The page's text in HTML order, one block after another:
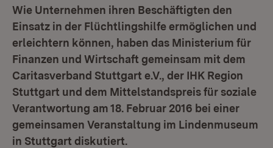
Wie Unternehmen ihren Beschäftigten den
Einsatz in der Flüchtlingshilfe ermöglichen und
erleichtern können, haben das Ministerium für
Finanzen und Wirtschaft gemeinsam mit dem
Caritasverband Stuttgart e.V., der IHK Region
Stuttgart und dem Mittelstandspreis für soziale
Verantwortung am 18. Februar 2016 bei einer
gemeinsamen Veranstaltung im Lindenmuseum
in Stuttgart diskutiert.